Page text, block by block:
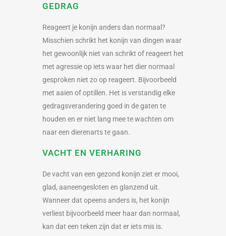
GEDRAG
Reageert je konijn anders dan normaal?
Misschien schrikt het konijn van dingen waar
het gewoonlijk niet van schrikt of reageert het
met agressie op iets waar het dier normaal
gesproken niet zo op reageert. Bijvoorbeeld
met aaien of optillen. Het is verstandig elke
gedragsverandering goed in de gaten te
houden en er niet lang mee te wachten om
naar een dierenarts te gaan.
VACHT EN VERHARING
De vacht van een gezond konijn ziet er mooi,
glad, aaneengesloten en glanzend uit.
Wanneer dat opeens anders is, het konijn
verliest bijvoorbeeld meer haar dan normaal,
kan dat een teken zijn dat er iets mis is.